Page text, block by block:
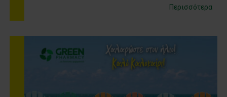
Περισσότερα